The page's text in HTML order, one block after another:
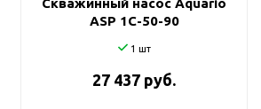
Скважинный насос Aquario
ASP 1С-50-90
1 шт
27 437 руб.